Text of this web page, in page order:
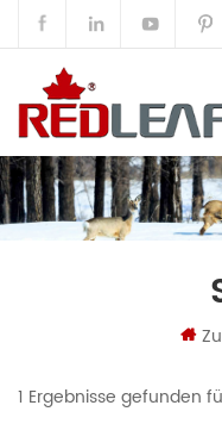
1 Ergebnisse gefunden